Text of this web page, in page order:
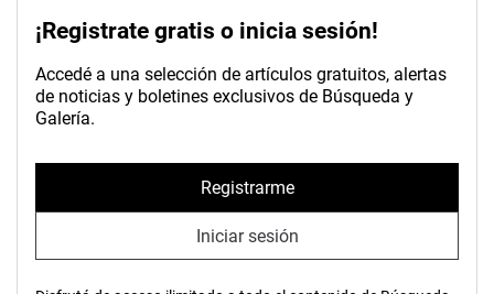
¡Registrate gratis o inicia sesión!
Accedé a una selección de artículos gratuitos, alertas
de noticias y boletines exclusivos de Búsqueda y
Galería.
Registrarme
Iniciar sesión